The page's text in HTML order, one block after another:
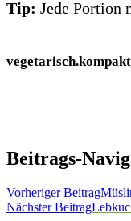
Tip: Jede Portion
Beitrags-
Vorheriger Beitrag
Nächster Beitrag